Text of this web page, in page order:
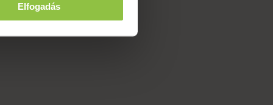
Elfogadás